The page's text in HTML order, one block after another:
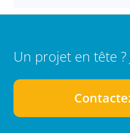
Un projet en tête ?